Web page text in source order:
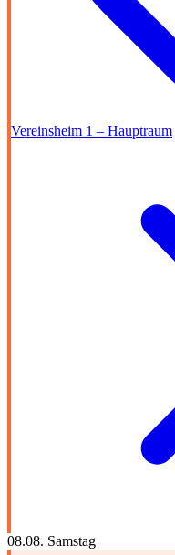
Vereinsheim 1 – Hauptraum
08.08. Samstag